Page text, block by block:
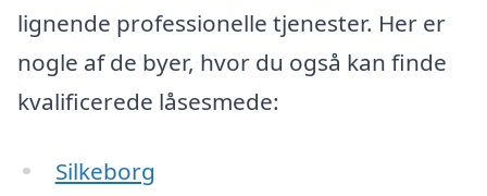
lignende professionelle tjenester. Her er
nogle af de byer, hvor du også kan finde
kvalificerede låsesmede:
Silkeborg